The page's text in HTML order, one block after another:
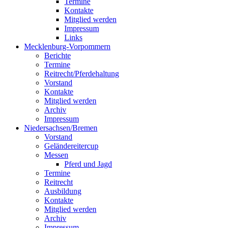
Kontakte
Mitglied werden
Impressum
Links
Mecklenburg-Vorpommern
Berichte
Termine
Reitrecht/Pferdehaltung
Vorstand
Kontakte
Mitglied werden
Archiv
Impressum
Niedersachsen/Bremen
Vorstand
Geländereitercup
Messen
Pferd und Jagd
Termine
Reitrecht
Ausbildung
Kontakte
Mitglied werden
Archiv